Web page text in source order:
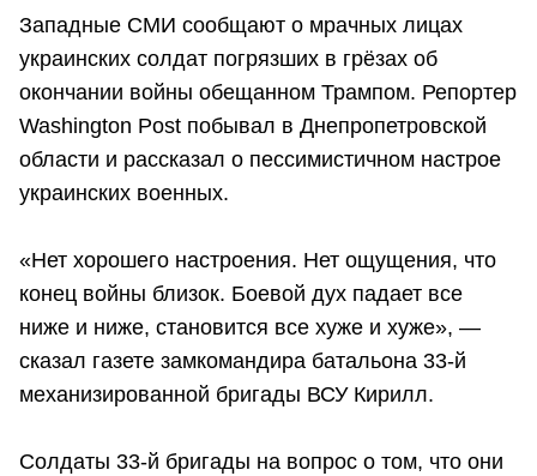
Западные СМИ сообщают о мрачных лицах
украинских солдат погрязших в грёзах об
окончании войны обещанном Трампом. Репортер
Washington Post побывал в Днепропетровской
области и рассказал о пессимистичном настрое
украинских военных.
«Нет хорошего настроения. Нет ощущения, что
конец войны близок. Боевой дух падает все
ниже и ниже, становится все хуже и хуже», —
сказал газете замкомандира батальона 33-й
механизированной бригады ВСУ Кирилл.
Солдаты 33-й бригады на вопрос о том, что они